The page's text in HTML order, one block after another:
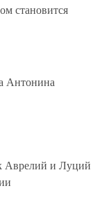
становится
Антонина
Аврелий и Луций